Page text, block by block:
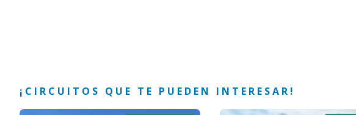
¡CIRCUITOS QUE TE PUEDEN INTERESAR!